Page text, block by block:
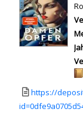
Link zu einem
https://